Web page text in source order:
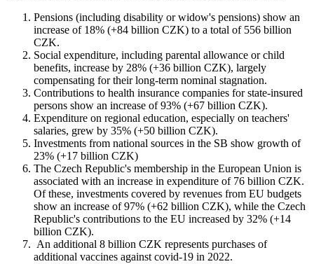
Pensions (including disability or widow's pensions) show an
increase of 18% (+84 billion CZK) to a total of 556 billion
CZK.
Social expenditure, including parental allowance or child
benefits, increase by 28% (+36 billion CZK), largely
compensating for their long-term nominal stagnation.
Contributions to health insurance companies for state-insured
persons show an increase of 93% (+67 billion CZK).
Expenditure on regional education, especially on teachers'
salaries, grew by 35% (+50 billion CZK).
Investments from national sources in the SB show growth of
23% (+17 billion CZK)
The Czech Republic's membership in the European Union is
associated with an increase in expenditure of 76 billion CZK.
Of these, investments covered by revenues from EU budgets
show an increase of 97% (+62 billion CZK), while the Czech
Republic's contributions to the EU increased by 32% (+14
billion CZK).
An additional 8 billion CZK represents purchases of
additional vaccines against covid-19 in 2022.